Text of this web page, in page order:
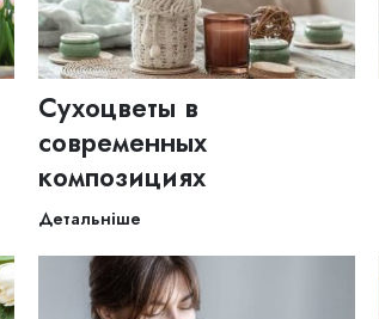
Сухоцветы в
современных
композициях
Детальніше